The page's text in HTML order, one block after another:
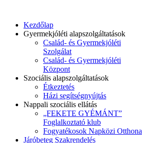
Kezdőlap
Gyermekjóléti alapszolgáltatások
Család- és Gyermekjóléti
Szolgálat
Család- és Gyermekjóléti
Központ
Szociális alapszolgáltatások
Étkeztetés
Házi segítségnyújtás
Nappali szociális ellátás
„FEKETE GYÉMÁNT”
Foglalkoztató klub
Fogyatékosok Napközi Otthona
Járóbeteg Szakrendelés